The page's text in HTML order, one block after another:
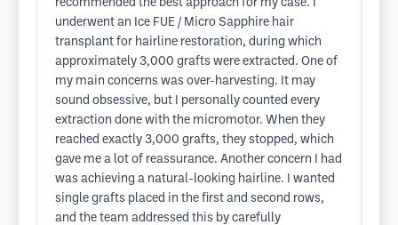
recommended the best approach for my case. I
underwent an Ice FUE / Micro Sapphire hair
transplant for hairline restoration, during which
approximately 3,000 grafts were extracted. One of
my main concerns was over-harvesting. It may
sound obsessive, but I personally counted every
extraction done with the micromotor. When they
reached exactly 3,000 grafts, they stopped, which
gave me a lot of reassurance. Another concern I had
was achieving a natural-looking hairline. I wanted
single grafts placed in the first and second rows,
and the team addressed this by carefully